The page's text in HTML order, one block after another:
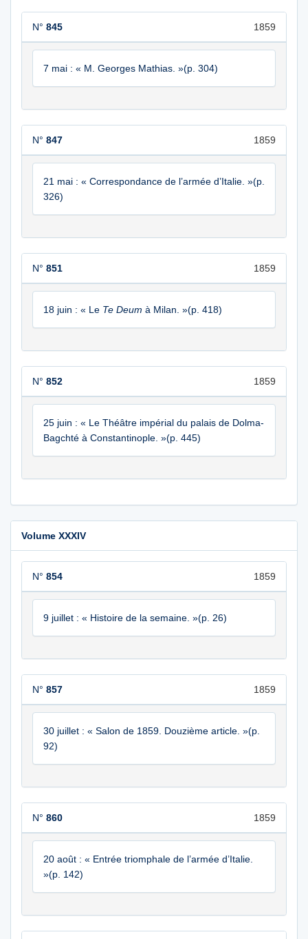
1859
N° 845
7 mai : « M. Georges Mathias. »(p. 304)
1859
N° 847
21 mai : « Correspondance de l’armée d’Italie. »(p.
326)
1859
N° 851
18 juin : « Le Te Deum à Milan. »(p. 418)
1859
N° 852
25 juin : « Le Théâtre impérial du palais de Dolma-
Bagchté à Constantinople. »(p. 445)
Volume XXXIV
1859
N° 854
9 juillet : « Histoire de la semaine. »(p. 26)
1859
N° 857
30 juillet : « Salon de 1859. Douzième article. »(p.
92)
1859
N° 860
20 août : « Entrée triomphale de l’armée d’Italie.
»(p. 142)